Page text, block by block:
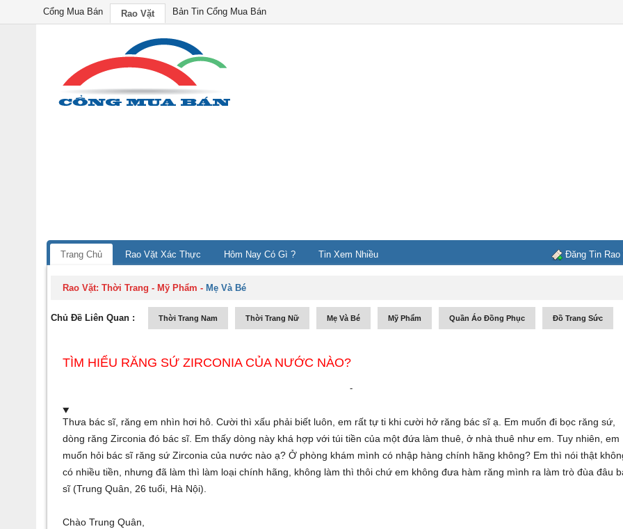
Cổng Mua Bán Rao Vặt Bản Tin Cổng Mua Bán
Trang Chủ Rao Vặt Xác Thực Hôm Nay Có Gì ? Tin Xem Nhiều Đăng Tin Rao
Rao Vặt:Thời Trang - Mỹ Phẩm - Mẹ Và Bé
Chủ Đề Liên Quan : Thời Trang Nam Thời Trang Nữ Mẹ Và Bé Mỹ Phẩm Quần Áo Đồng Phục Đồ Trang Sức
TÌM HIỂU RĂNG SỨ ZIRCONIA CỦA NƯỚC NÀO?
-
Thưa bác sĩ, răng em nhìn hơi hô. Cười thì xấu phải biết luôn, em rất tự ti khi cười hở răng bác sĩ ạ. Em muốn đi bọc răng sứ,
dòng răng Zirconia đó bác sĩ. Em thấy dòng này khá hợp với túi tiền của một đứa làm thuê, ở nhà thuê như em. Tuy nhiên, em
muốn hỏi bác sĩ răng sứ Zirconia của nước nào ạ? Ở phòng khám mình có nhập hàng chính hãng không? Em thì nói thật
có nhiều tiền, nhưng đã làm thì làm loại chính hãng, không làm thì thôi chứ em không đưa hàm răng mình ra làm trò đùa đâu
sĩ (Trung Quân, 26 tuổi, Hà Nội).
Chào Trung Quân,